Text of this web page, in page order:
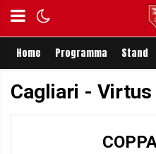
Home Programma Stand
Cagliari - Virtus